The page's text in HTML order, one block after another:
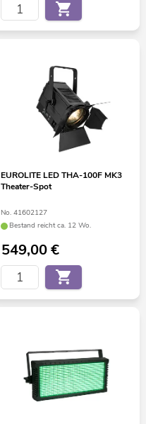
EUROLITE LED THA-100F MK3
Theater-Spot
No. 41602127
Bestand reicht ca. 12 Wo.
549,00€